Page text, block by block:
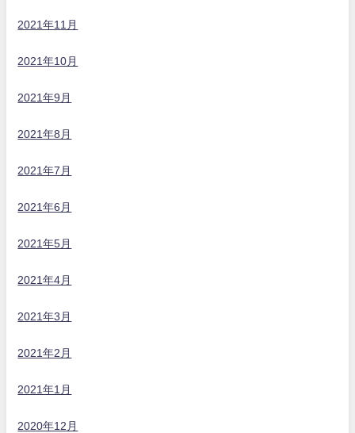
2021年11月
2021年10月
2021年9月
2021年8月
2021年7月
2021年6月
2021年5月
2021年4月
2021年3月
2021年2月
2021年1月
2020年12月